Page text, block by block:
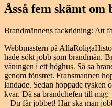
Åsså fem skämt
Brandmännens facktidning: Att
Webbmastern på
hade sökt jobb som brandmän.
våningen i ett höghus. Så sa
genom fönstret. Fransmannen
landade. Sedan hoppade tysken
kvar. Då sa brandchefen till mig:
– Du får jobbet! Här ska man